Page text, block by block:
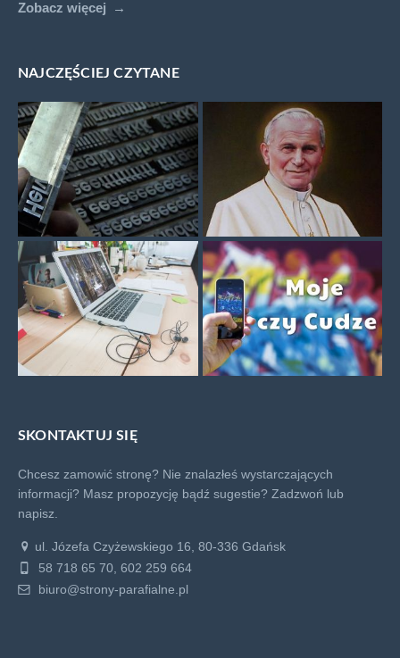
Zobacz więcej
NAJCZĘŚCIEJ CZYTANE
SKONTAKTUJ SIĘ
Chcesz zamowić stronę? Nie znalazłeś wystarczających
informacji? Masz propozycję bądź sugestie? Zadzwoń lub
napisz.
ul. Józefa Czyżewskiego 16, 80-336 Gdańsk
58 718 65 70, 602 259 664
biuro@strony-parafialne.pl